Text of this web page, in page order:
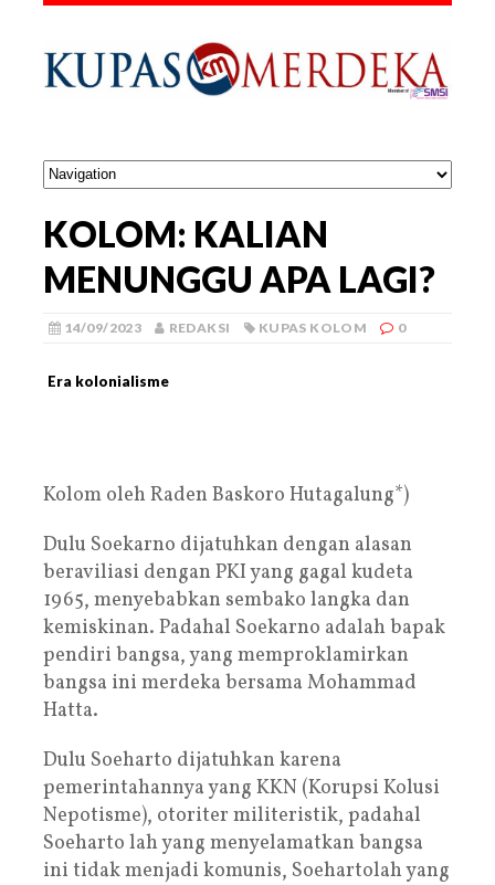
KOLOM: KALIAN
MENUNGGU APA LAGI?
14/09/2023 REDAKSI KUPAS KOLOM 0
Era kolonialisme
Kolom oleh Raden Baskoro Hutagalung*)
Dulu Soekarno dijatuhkan dengan alasan
beraviliasi dengan PKI yang gagal kudeta
1965, menyebabkan sembako langka dan
kemiskinan. Padahal Soekarno adalah bapak
pendiri bangsa, yang memproklamirkan
bangsa ini merdeka bersama Mohammad
Hatta.
Dulu Soeharto dijatuhkan karena
pemerintahannya yang KKN (Korupsi Kolusi
Nepotisme), otoriter militeristik, padahal
Soeharto lah yang menyelamatkan bangsa
ini tidak menjadi komunis, Soehartolah yang